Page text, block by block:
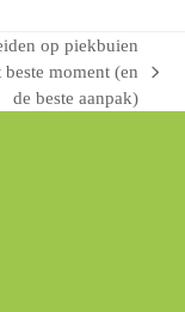
op piekbuien
moment (en
de beste aanpak)